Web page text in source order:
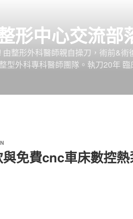
形中心交流部
由整形外科醫師親自操刀，術前&
型外科專科醫師團隊。執刀20年 臨
免費cnc車床數控